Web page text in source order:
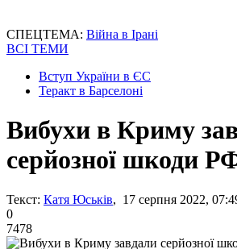
СПЕЦТЕМА: Війна в Ірані
ВСІ ТЕМИ
Вступ України в ЄС
Теракт в Барселоні
Вибухи в Криму
серйозної шкоди
Текст: Катя Юськів, 17 серпня 2022,
0
7478